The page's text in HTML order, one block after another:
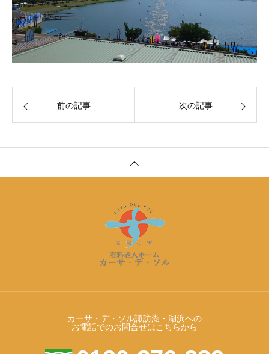
前の記事 次の記事
カーサ・デ・ソル諏訪湖・湖浜への
お電話でのお問合せはこちらから